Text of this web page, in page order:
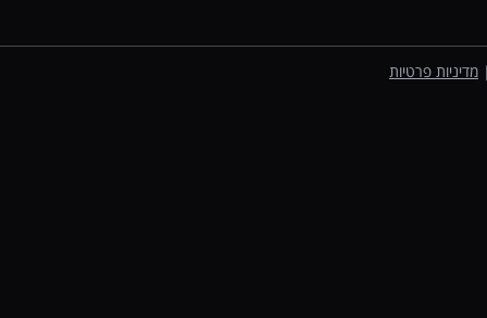
|מדיניות פרטיות